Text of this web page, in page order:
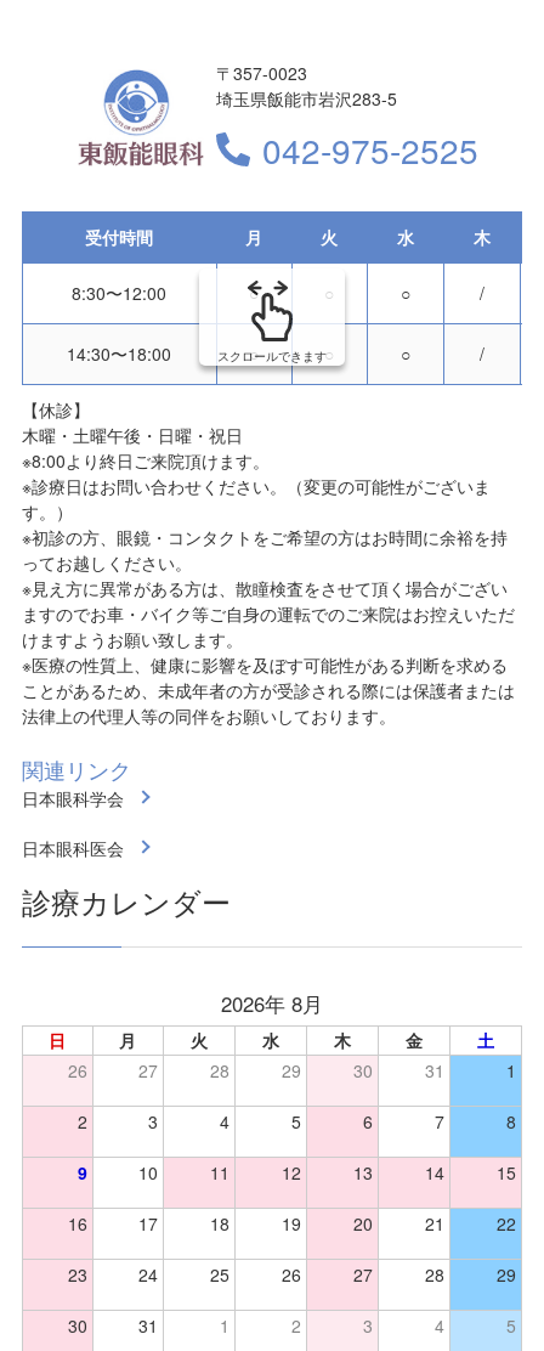
〒357-0023
埼玉県飯能市岩沢283-5
042-975-2525
受付時間 月 火 水 木
8:30〜12:00 ○ ○ ○ /
14:30〜18:00 ○ ○ ○ /
スクロールできます
【休診】
木曜・土曜午後・日曜・祝日
※8:00より終日ご来院頂けます。
※診療日はお問い合わせください。（変更の可能性がございま
す。）
※初診の方、眼鏡・コンタクトをご希望の方はお時間に余裕を持
ってお越しください。
※見え方に異常がある方は、散瞳検査をさせて頂く場合がござい
ますのでお車・バイク等ご自身の運転でのご来院はお控えいただ
けますようお願い致します。
※医療の性質上、健康に影響を及ぼす可能性がある判断を求める
ことがあるため、未成年者の方が受診される際には保護者または
法律上の代理人等の同伴をお願いしております。
関連リンク
日本眼科学会
日本眼科医会
診療カレンダー
2026年 8月
日 月 火 水 木 金
土
26
27 28 29 30 31 1
2 3 4 5 6 7 8
9 10 11 12 13 14 15
16 17 18 19 20 21 22
23 24 25 26 27 28 29
30 31 1 2 3 4 5